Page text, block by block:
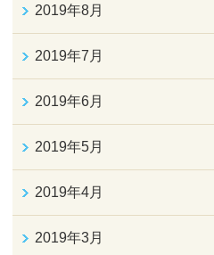
2019年8月
2019年7月
2019年6月
2019年5月
2019年4月
2019年3月